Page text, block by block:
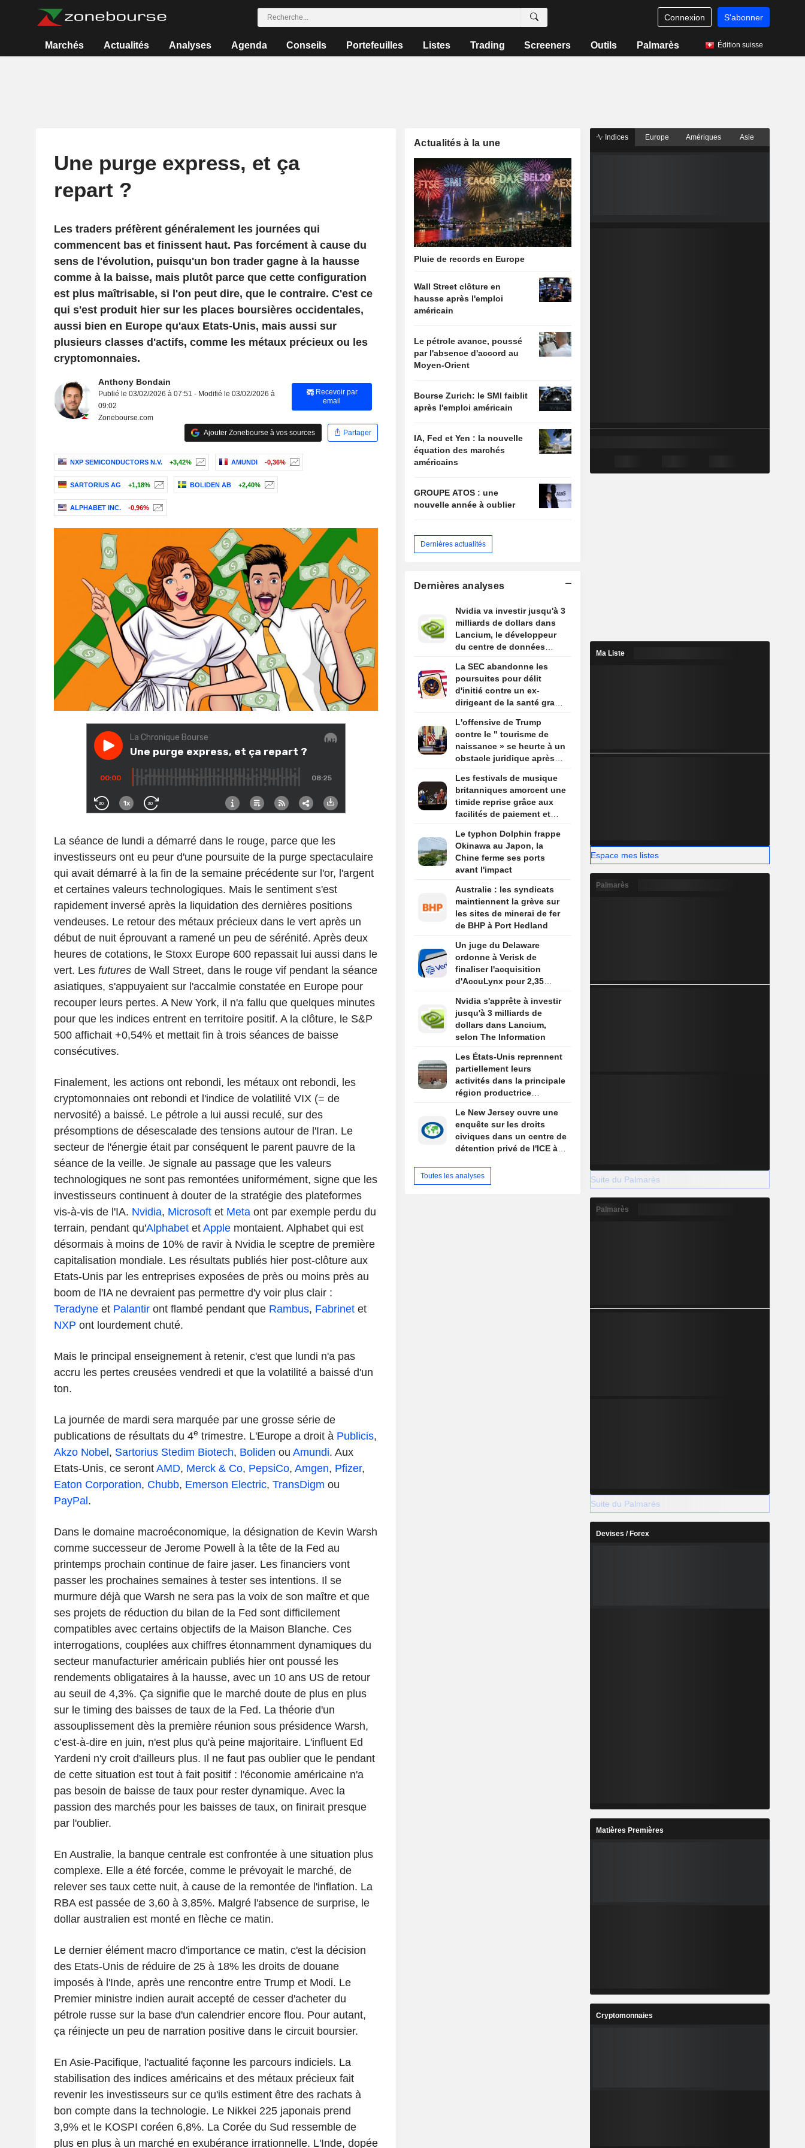
Connexion S'abonner
Marchés Actualités Analyses Agenda Conseils Portefeuilles Listes Trading Screeners Outils Palmarès Édition suisse
Une purge express, et ça
repart ?
Les traders préfèrent généralement les journées qui
commencent bas et finissent haut. Pas forcément à cause du
sens de l'évolution, puisqu'un bon trader gagne à la hausse
comme à la baisse, mais plutôt parce que cette configuration
est plus maîtrisable, si l'on peut dire, que le contraire. C'est ce
qui s'est produit hier sur les places boursières occidentales,
aussi bien en Europe qu'aux Etats-Unis, mais aussi sur
plusieurs classes d'actifs, comme les métaux précieux ou les
cryptomonnaies.
Anthony Bondain
Publié le 03/02/2026 à 07:51 - Modifié le 03/02/2026 à
09:02
Zonebourse.com
Recevoir par
email
Ajouter Zonebourse à vos sources Partager
NXP SEMICONDUCTORS N.V. +3,42% AMUNDI -0,36%
SARTORIUS AG +1,18% BOLIDEN AB +2,40%
ALPHABET INC. -0,96%
La séance de lundi a démarré dans le rouge, parce que les
investisseurs ont eu peur d'une poursuite de la purge spectaculaire
qui avait démarré à la fin de la semaine précédente sur l'or, l'argent
et certaines valeurs technologiques. Mais le sentiment s'est
rapidement inversé après la liquidation des dernières positions
vendeuses. Le retour des métaux précieux dans le vert après un
début de nuit éprouvant a ramené un peu de sérénité. Après deux
heures de cotations, le Stoxx Europe 600 repassait lui aussi dans le
vert. Les futuresde Wall Street, dans le rouge vif pendant la séance
asiatiques, s'appuyaient sur l'accalmie constatée en Europe pour
recouper leurs pertes. A New York, il n'a fallu que quelques minutes
pour que les indices entrent en territoire positif. A la clôture, le S&P
500 affichait +0,54% et mettait fin à trois séances de baisse
consécutives.
Finalement, les actions ont rebondi, les métaux ont rebondi, les
cryptomonnaies ont rebondi et l'indice de volatilité VIX (= de
nervosité) a baissé. Le pétrole a lui aussi reculé, sur des
présomptions de désescalade des tensions autour de l'Iran. Le
secteur de l'énergie était par conséquent le parent pauvre de la
séance de la veille. Je signale au passage que les valeurs
technologiques ne sont pas remontées uniformément, signe que les
investisseurs continuent à douter de la stratégie des plateformes
vis-à-vis de l'IA. Nvidia, Microsoftet Metaont par exemple perdu du
terrain, pendant qu'Alphabetet Applemontaient. Alphabet qui est
désormais à moins de 10% de ravir à Nvidia le sceptre de première
capitalisation mondiale. Les résultats publiés hier post-clôture aux
Etats-Unis par les entreprises exposées de près ou moins près au
boom de l'IA ne devraient pas permettre d'y voir plus clair :
Teradyneet Palantiront flambé pendant que Rambus, Fabrinetet
NXP ont lourdement chuté.
Mais le principal enseignement à retenir, c'est que lundi n'a pas
accru les pertes creusées vendredi et que la volatilité a baissé d'un
ton.
La journée de mardi sera marquée par une grosse série de
publications de résultats du 4etrimestre. L'Europe a droit à Publicis,
Akzo Nobel, Sartorius Stedim Biotech, Boliden ou Amundi. Aux
Etats-Unis, ce seront AMD, Merck & Co, PepsiCo, Amgen, Pfizer,
Eaton Corporation, Chubb, Emerson Electric, TransDigm ou
PayPal.
Dans le domaine macroéconomique, la désignation de Kevin Warsh
comme successeur de Jerome Powell à la tête de la Fed au
printemps prochain continue de faire jaser. Les financiers vont
passer les prochaines semaines à tester ses intentions. Il se
murmure déjà que Warsh ne sera pas la voix de son maître et que
ses projets de réduction du bilan de la Fed sont difficilement
compatibles avec certains objectifs de la Maison Blanche. Ces
interrogations, couplées aux chiffres étonnamment dynamiques du
secteur manufacturier américain publiés hier ont poussé les
rendements obligataires à la hausse, avec un 10 ans US de retour
au seuil de 4,3%. Ça signifie que le marché doute de plus en plus
sur le timing des baisses de taux de la Fed. La théorie d'un
assouplissement dès la première réunion sous présidence Warsh,
c’est-à-dire en juin, n'est plus qu'à peine majoritaire. L'influent Ed
Yardeni n'y croit d'ailleurs plus. Il ne faut pas oublier que le pendant
de cette situation est tout à fait positif : l'économie américaine n'a
pas besoin de baisse de taux pour rester dynamique. Avec la
passion des marchés pour les baisses de taux, on finirait presque
par l'oublier.
En Australie, la banque centrale est confrontée à une situation plus
complexe. Elle a été forcée, comme le prévoyait le marché, de
relever ses taux cette nuit, à cause de la remontée de l'inflation. La
RBA est passée de 3,60 à 3,85%. Malgré l'absence de surprise, le
dollar australien est monté en flèche ce matin.
Le dernier élément macro d'importance ce matin, c'est la décision
des Etats-Unis de réduire de 25 à 18% les droits de douane
imposés à l'Inde, après une rencontre entre Trump et Modi. Le
Premier ministre indien aurait accepté de cesser d'acheter du
pétrole russe sur la base d'un calendrier encore flou. Pour autant,
ça réinjecte un peu de narration positive dans le circuit boursier.
En Asie-Pacifique, l'actualité façonne les parcours indiciels. La
stabilisation des indices américains et des métaux précieux fait
revenir les investisseurs sur ce qu'ils estiment être des rachats à
bon compte dans la technologie. Le Nikkei 225 japonais prend
3,9% et le KOSPI coréen 6,8%. La Corée du Sud ressemble de
plus en plus à un marché en exubérance irrationnelle. L'Inde, dopée
Actualités à la une
Pluie de records en Europe
Wall Street clôture en
hausse après l'emploi
américain
Le pétrole avance, poussé
par l'absence d'accord au
Moyen-Orient
Bourse Zurich: le SMI faiblit
après l'emploi américain
IA, Fed et Yen : la nouvelle
équation des marchés
américains
GROUPE ATOS : une
nouvelle année à oublier
Dernières actualités
Dernières analyses
Nvidia va investir jusqu'à 3
milliards de dollars dans
Lancium, le développeur
du centre de données
Information
La SEC abandonne les
poursuites pour délit
d'initié contre un ex-
dirigeant de la santé gracié
L'offensive de Trump
contre le " tourisme de
naissance » se heurte à un
obstacle juridique après
suprême
Les festivals de musique
britanniques amorcent une
timide reprise grâce aux
facilités de paiement et
Le typhon Dolphin frappe
Okinawa au Japon, la
Chine ferme ses ports
avant l'impact
Australie : les syndicats
maintiennent la grève sur
les sites de minerai de fer
de BHP à Port Hedland
Un juge du Delaware
ordonne à Verisk de
finaliser l'acquisition
d'AccuLynx pour 2,35
Nvidia s'apprête à investir
jusqu'à 3 milliards de
dollars dans Lancium,
selon The Information
Les États-Unis reprennent
partiellement leurs
activités dans la principale
région productrice
Le New Jersey ouvre une
enquête sur les droits
civiques dans un centre de
détention privé de l'ICE à
Toutes les analyses
Indices Europe Amériques Asie
Ma Liste
Espace mes listes
Palmarès
Suite du Palmarès
Palmarès
Suite du Palmarès
Devises / Forex
Matières Premières
Cryptomonnaies